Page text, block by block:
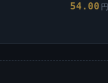
54.00 円